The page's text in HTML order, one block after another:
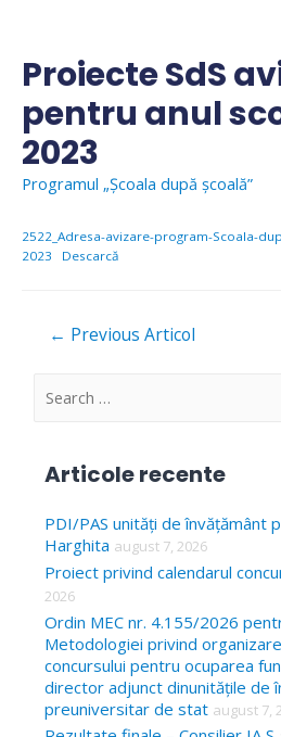
contentProiecte SdS
pentru anul
2023
Programul „Școala după școală”
2522_Adresa-avizare-program-Scoala-
2023
Descarcă
Navigare
← Previous Articol
S
c
h
f
o
r
Articole recente
PDI/PAS unități de învățământ
Harghita august 7, 2026
Proiect privind calendarul
2026
Ordin MEC nr. 4.155/2026
Metodologiei privind
concursului pentru ocuparea
director adjunct dinunitățile de
preuniversitar de stat august 7,